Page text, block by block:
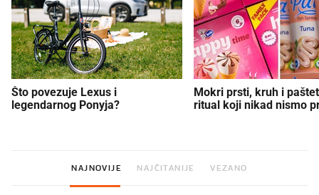
Što povezuje Lexus i
legendarnog Ponyja?
Mokri prsti, kruh i
ritual koji nikad nismo
NAJNOVIJE NAJČITANIJE VEZANO